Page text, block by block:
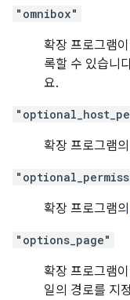
"omnibox"
확장 프로그램
록할 수 있습니
요.
확장 프로그램
확장 프로그램의
"options_page"
확장 프로그램
일의 경로를 지